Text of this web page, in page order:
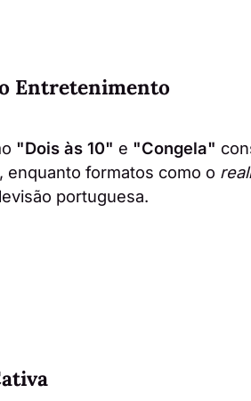
Entretenimento
"Dois às 10" e "Congela"
enquanto formatos como o
portuguesa.